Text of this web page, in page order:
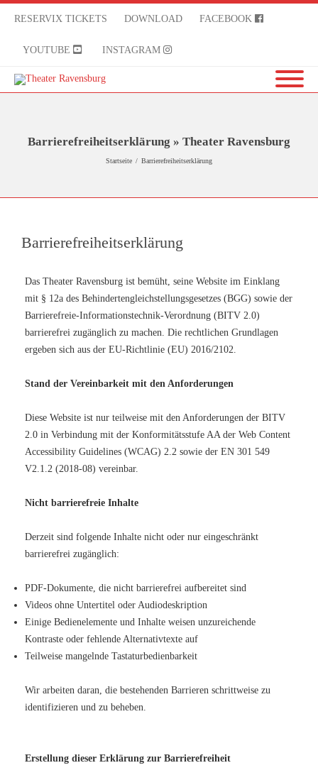
RESERVIX TICKETS DOWNLOAD FACEBOOK
YOUTUBE INSTAGRAM
Barrierefreiheitserklärung » Theater Ravensburg
Startseite / Barrierefreiheitserklärung
Barrierefreiheitserklärung
Das Theater Ravensburg ist bemüht, seine Website im Einklang
mit § 12a des Behindertengleichstellungsgesetzes (BGG) sowie der
Barrierefreie-Informationstechnik-Verordnung (BITV 2.0)
barrierefrei zugänglich zu machen. Die rechtlichen Grundlagen
ergeben sich aus der EU-Richtlinie (EU) 2016/2102.
Stand der Vereinbarkeit mit den Anforderungen
Diese Website ist nur teilweise mit den Anforderungen der BITV
2.0 in Verbindung mit der Konformitätsstufe AA der Web Content
Accessibility Guidelines (WCAG) 2.2 sowie der EN 301 549
V2.1.2 (2018-08) vereinbar.
Nicht barrierefreie Inhalte
Derzeit sind folgende Inhalte nicht oder nur eingeschränkt
barrierefrei zugänglich:
PDF-Dokumente, die nicht barrierefrei aufbereitet sind
Videos ohne Untertitel oder Audiodeskription
Einige Bedienelemente und Inhalte weisen unzureichende
Kontraste oder fehlende Alternativtexte auf
Teilweise mangelnde Tastaturbedienbarkeit
Wir arbeiten daran, die bestehenden Barrieren schrittweise zu
identifizieren und zu beheben.
Erstellung dieser Erklärung zur Barrierefreiheit